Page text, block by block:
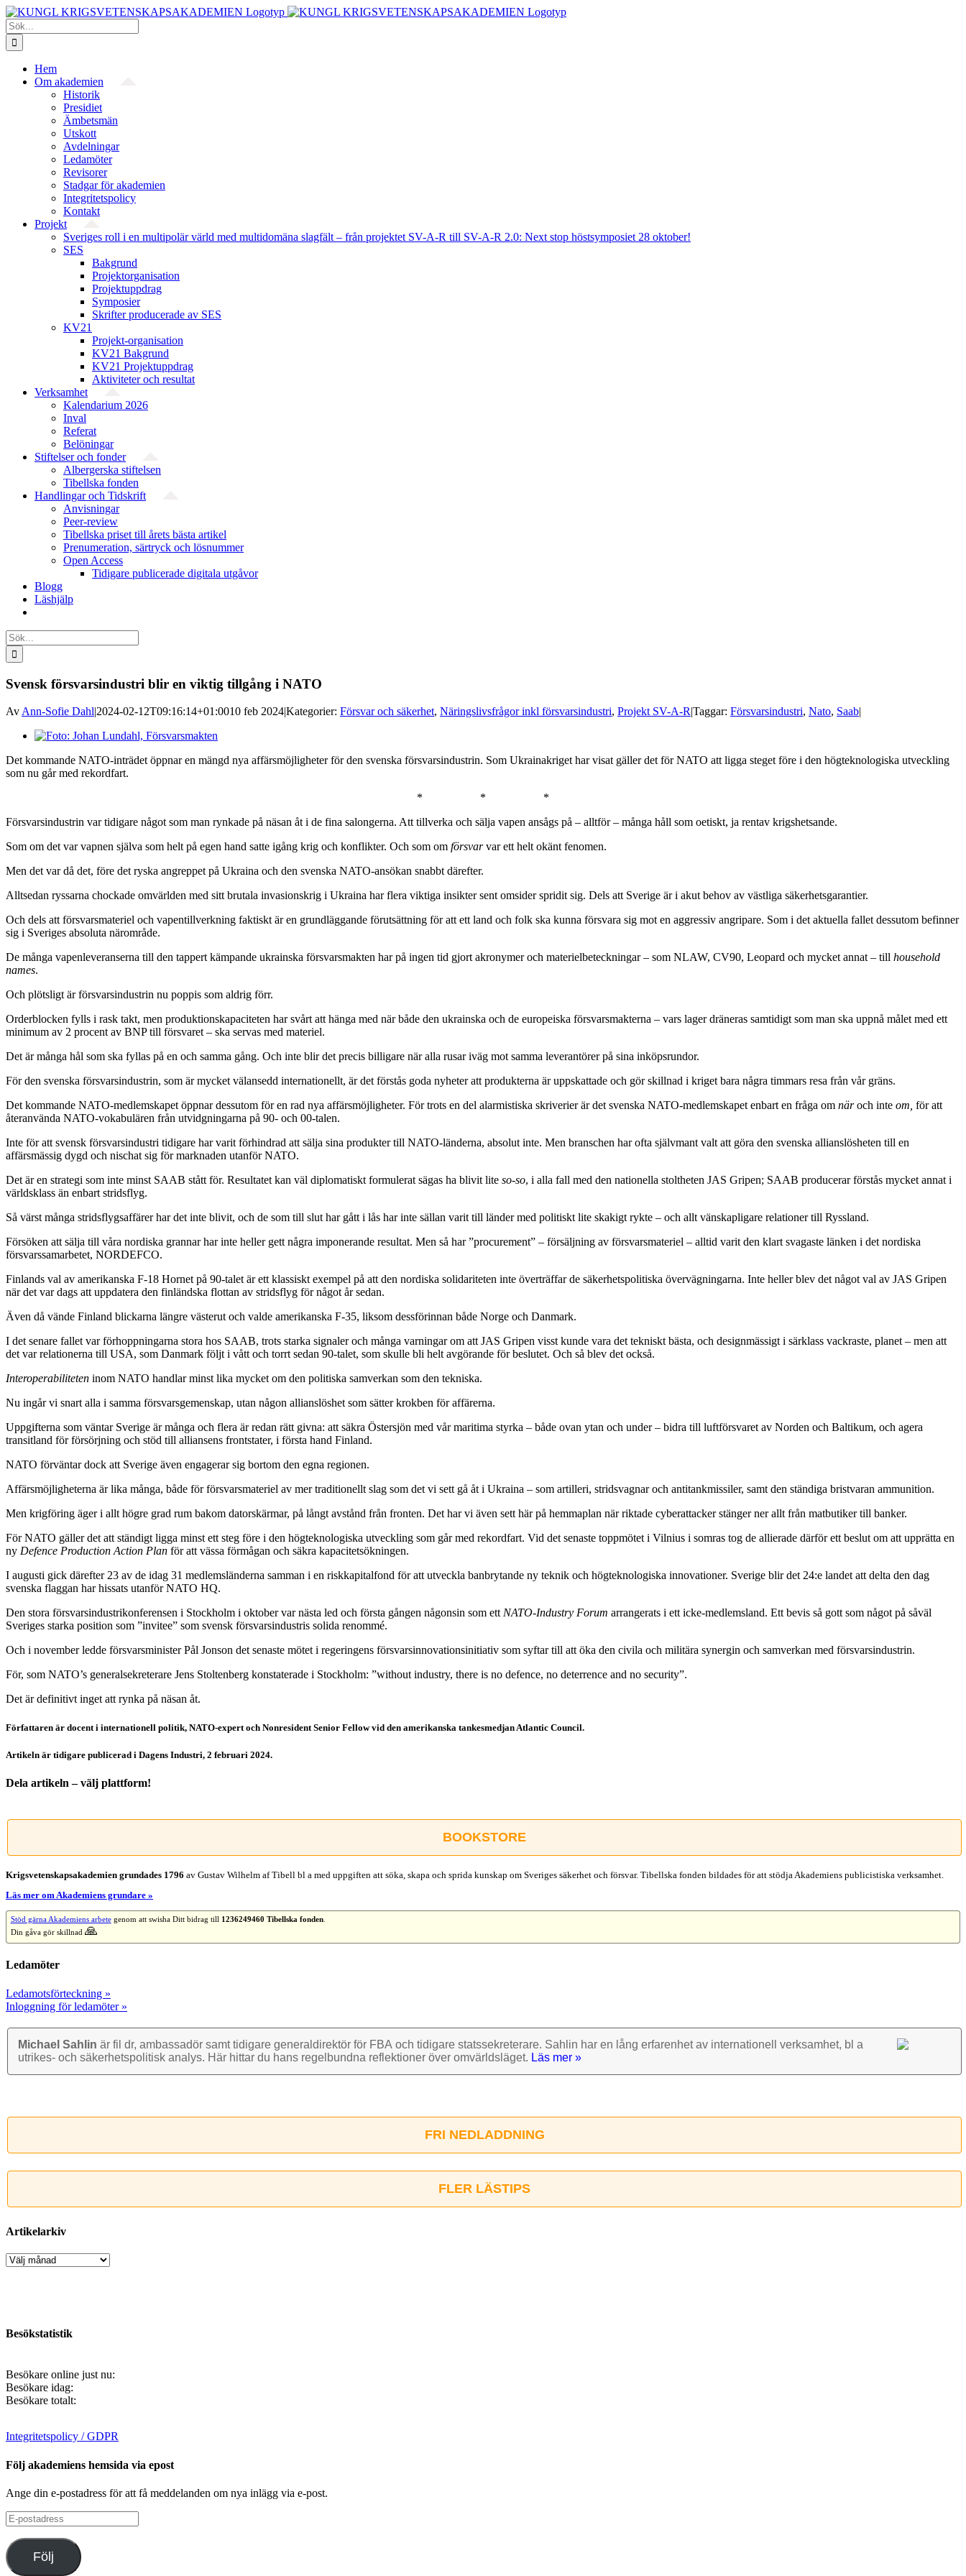
Fortsätt
till
innehållet
Sök
efter:
Hem
Om akademien
Historik
Presidiet
Ämbetsmän
Utskott
Avdelningar
Ledamöter
Revisorer
Stadgar för akademien
Integritetspolicy
Kontakt
Projekt
Sveriges roll i en multipolär värld med multidomäna slagfält – från projektet SV-A-R till SV-A-R 2.0: Next stop höstsymposiet 28 oktober!
SES
Bakgrund
Projekt­organisation
Projektuppdrag
Symposier
Skrifter producerade av SES
KV21
Projekt-organisation
KV21 Bakgrund
KV21 Projektuppdrag
Aktiviteter och resultat
Verksamhet
Kalendarium 2026
Inval
Referat
Belöningar
Stiftelser och fonder
Albergerska stiftelsen
Tibellska fonden
Handlingar och Tidskrift
Anvisningar
Peer-review
Tibellska priset till årets bästa artikel
Prenumeration, särtryck och lösnummer
Open Access
Tidigare publicerade digitala utgåvor
Blogg
Läshjälp
Sök
efter:
Svensk försvarsindustri blir en viktig tillgång i NATO
AvAnn-Sofie Dahl|2024-02-12T09:16:14+01:0010 feb 2024|Kategorier: Försvar och säkerhet, Näringslivsfrågor inkl försvarsindustri, Projekt SV-A-R|Taggar: Försvarsindustri, Nato, Saab|
Visa
bild
Det kommande NATO-inträdet öppnar en mängd nya affärsmöjligheter för den svenska försvarsindustrin. Som Ukrainakriget har visat gäller det för NATO att ligga steget före i den högteknologiska utveckling
som nu går med rekordfart.
* * *
Försvarsindustrin var tidigare något som man rynkade på näsan åt i de fina salongerna. Att tillverka och sälja vapen ansågs på – alltför – många håll som oetiskt, ja rentav krigshetsande.
Som om det var vapnen själva som helt på egen hand satte igång krig och konflikter. Och som om försvarvar ett helt okänt fenomen.
Men det var då det, före det ryska angreppet på Ukraina och den svenska NATO-ansökan snabbt därefter.
Alltsedan ryssarna chockade omvärlden med sitt brutala invasionskrig i Ukraina har flera viktiga insikter sent omsider spridit sig. Dels att Sverige är i akut behov av västliga säkerhetsgarantier.
Och dels att försvarsmateriel och vapentillverkning faktiskt är en grundläggande förutsättning för att ett land och folk ska kunna försvara sig mot en aggressiv angripare. Som i det aktuella fallet dessutom befinner
sig i Sveriges absoluta närområde.
De många vapenleveranserna till den tappert kämpande ukrainska försvarsmakten har på ingen tid gjort akronymer och materielbeteckningar – som NLAW, CV90, Leopard och mycket annat – till household
names.
Och plötsligt är försvarsindustrin nu poppis som aldrig förr.
Orderblocken fylls i rask takt, men produktionskapaciteten har svårt att hänga med när både den ukrainska och de europeiska försvarsmakterna – vars lager dräneras samtidigt som man ska uppnå målet med ett
minimum av 2 procent av BNP till försvaret – ska servas med materiel.
Det är många hål som ska fyllas på en och samma gång. Och inte blir det precis billigare när alla rusar iväg mot samma leverantörer på sina inköpsrundor.
För den svenska försvarsindustrin, som är mycket välansedd internationellt, är det förstås goda nyheter att produkterna är uppskattade och gör skillnad i kriget bara några timmars resa från vår gräns.
Det kommande NATO-medlemskapet öppnar dessutom för en rad nya affärsmöjligheter. För trots en del alarmistiska skriverier är det svenska NATO-medlemskapet enbart en fråga om näroch inte om, för att
återanvända NATO-vokabulären från utvidgningarna på 90- och 00-talen.
Inte för att svensk försvarsindustri tidigare har varit förhindrad att sälja sina produkter till NATO-länderna, absolut inte. Men branschen har ofta självmant valt att göra den svenska allianslösheten till en
affärsmässig dygd och nischat sig för marknaden utanför NATO.
Det är en strategi som inte minst SAAB stått för. Resultatet kan väl diplomatiskt formulerat sägas ha blivit lite so-so, i alla fall med den nationella stoltheten JAS Gripen; SAAB producerar förstås mycket annat i
världsklass än enbart stridsflyg.
Så värst många stridsflygsaffärer har det inte blivit, och de som till slut har gått i lås har inte sällan varit till länder med politiskt lite skakigt rykte – och allt vänskapligare relationer till Ryssland.
Försöken att sälja till våra nordiska grannar har inte heller gett några imponerande resultat. Men så har ”procurement” – försäljning av försvarsmateriel – alltid varit den klart svagaste länken i det nordiska
försvarssamarbetet, NORDEFCO.
Finlands val av amerikanska F-18 Hornet på 90-talet är ett klassiskt exempel på att den nordiska solidariteten inte överträffar de säkerhetspolitiska övervägningarna. Inte heller blev det något val av JAS Gripen
när det var dags att uppdatera den finländska flottan av stridsflyg för något år sedan.
Även då vände Finland blickarna längre västerut och valde amerikanska F-35, liksom dessförinnan både Norge och Danmark.
I det senare fallet var förhoppningarna stora hos SAAB, trots starka signaler och många varningar om att JAS Gripen visst kunde vara det tekniskt bästa, och designmässigt i särklass vackraste, planet – men att
det var relationerna till USA, som Danmark följt i vått och torrt sedan 90-talet, som skulle bli helt avgörande för beslutet. Och så blev det också.
Interoperabiliteten inom NATO handlar minst lika mycket om den politiska samverkan som den tekniska.
Nu ingår vi snart alla i samma försvarsgemenskap, utan någon allianslöshet som sätter krokben för affärerna.
Uppgifterna som väntar Sverige är många och flera är redan rätt givna: att säkra Östersjön med vår maritima styrka – både ovan ytan och under – bidra till luftförsvaret av Norden och Baltikum, och agera
transitland för försörjning och stöd till alliansens frontstater, i första hand Finland.
NATO förväntar dock att Sverige även engagerar sig bortom den egna regionen.
Affärsmöjligheterna är lika många, både för försvarsmateriel av mer traditionellt slag som det vi sett gå åt i Ukraina – som artilleri, stridsvagnar och antitankmissiler, samt den ständiga bristvaran ammunition.
Men krigföring äger i allt högre grad rum bakom datorskärmar, på långt avstånd från fronten. Det har vi även sett här på hemmaplan när riktade cyberattacker stänger ner allt från matbutiker till banker.
För NATO gäller det att ständigt ligga minst ett steg före i den högteknologiska utveckling som går med rekordfart. Vid det senaste toppmötet i Vilnius i somras tog de allierade därför ett beslut om att upprätta en
ny Defence Production Action Plan för att vässa förmågan och säkra kapacitetsökningen.
I augusti gick därefter 23 av de idag 31 medlemsländerna samman i en riskkapitalfond för att utveckla banbrytande ny teknik och högteknologiska innovationer. Sverige blir det 24:e landet att delta den dag
svenska flaggan har hissats utanför NATO HQ.
Den stora försvarsindustrikonferensen i Stockholm i oktober var nästa led och första gången någonsin som ettNATO-Industry Forum arrangerats i ett icke-medlemsland. Ett bevis så gott som något på såväl
Sveriges starka position som ”invitee” som svensk försvarsindustris solida renommé.
Och i november ledde försvarsminister Pål Jonson det senaste mötet i regeringens försvarsinnovationsinitiativ som syftar till att öka den civila och militära synergin och samverkan med försvarsindustrin.
För, som NATO’s generalsekreterare Jens Stoltenberg konstaterade i Stockholm: ”without industry, there is no defence, no deterrence and no security”.
Det är definitivt inget att rynka på näsan åt.
Författaren är docent i internationell politik, NATO-expert och Nonresident Senior Fellow vid den amerikanska tankesmedjan Atlantic Council.
Artikeln är tidigare publicerad i Dagens Industri, 2 februari 2024.
Dela artikeln – välj plattform!
post
BOOKSTORE
Krigsvetenskap­sakademien grundades 1796 av Gustav Wilhelm af Tibell bl a med uppgiften att söka, skapa och sprida kunskap om Sveriges säkerhet och försvar. Tibellska fonden bildades för att stödja Akademiens publicistiska verksamhet.
Läs mer om Akademiens grundare »
Stöd gärna Akademiens arbetegenom att swisha Ditt bidrag till 1236249460 Tibellska fonden.
Din gåva gör skillnad 🙏
Ledamöter
Ledamotsförteckning »
Inloggning för ledamöter »
Michael Sahlin är fil dr, ambassadör samt tidigare general­direktör för FBA och tidigare stats­sekre­terare. Sahlin har en lång erfarenhet av inter­nationell verk­samhet, bl a
utrikes- och säkerhets­politisk analys. Här hittar du hans regel­bundna reflek­tioner över omvärlds­läget. Läs mer »
FRI NEDLADDNING
FLER LÄSTIPS
Artikelarkiv
Artikelarkiv
Besökstatistik
Besökare online just nu:
Besökare idag:
Besökare totalt:
Integritetspolicy / GDPR
Följ akademiens hemsida via epost
Ange din e-postadress för att få meddelanden om nya inlägg via e-post.
E-
postadress
Följ